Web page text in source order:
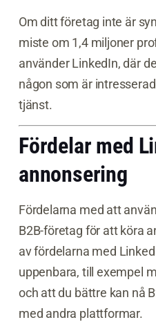
Om ditt företag inte är
miste om 1,4 miljoner
använder LinkedIn, där
någon som är
tjänst.
Fördelar med
annonsering
Fördelarna med att
B2B-företag för att köra
av fördelarna med
uppenbara, till exempel
och att du bättre kan nå
med andra plattformar.